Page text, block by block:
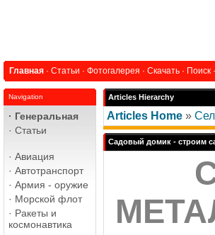
Главная · Статьи · Фотогалерея · Скачать · Поиск ·
Navigation
· Генеральная
· Статьи
· Авиация
· Автотранспорт
· Армия - оружие
· Морской флот
· Ракеты и
космонавтика
Articles Hierarchy
Articles Home »
Садовый домик - строим